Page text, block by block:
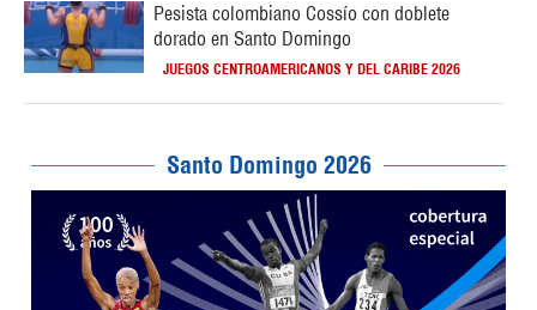
Pesista colombiano Cossío con doblete
dorado en Santo Domingo
JUEGOS CENTROAMERICANOS Y DEL CARIBE 2026
Santo Domingo 2026